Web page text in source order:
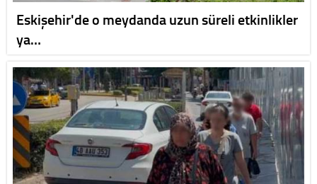
Eskişehir'de o meydanda uzun süreli etkinlikler
ya…